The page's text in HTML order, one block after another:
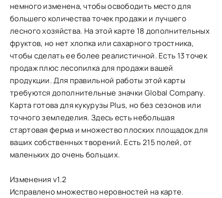
немного изменена, чтобы освободить место для
большего количества точек продажи и лучшего
лесного хозяйства. На этой карте 18 дополнительных
фруктов, но нет хлопка или сахарного тростника,
чтобы сделать ее более реалистичной. Есть 13 точек
продаж плюс лесопилка для продажи вашей
продукции. Для правильной работы этой карты
требуются дополнительные значки Global Company.
Карта готова для кукурузы Plus, но без сезонов или
точного земледелия. Здесь есть небольшая
стартовая ферма и множество плоских площадок для
ваших собственных творений. Есть 215 полей, от
маленьких до очень больших.
Изменения v1.2
Исправлено множество неровностей на карте.